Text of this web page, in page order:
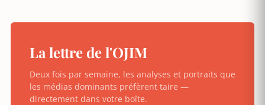
La lettre de l'OJIM
Deux fois par semaine, les analyses et portraits que
les médias dominants préfèrent taire —
directement dans votre boîte.